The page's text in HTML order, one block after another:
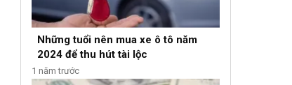
Những tuổi nên mua xe ô tô năm
2024 để thu hút tài lộc
1 năm trước